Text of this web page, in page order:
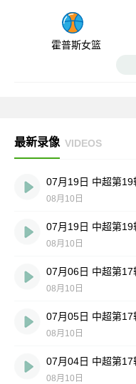
霍普斯女篮
最新录像 VIDEOS
07月19日 中超第
08月10日
07月19日 中超第
08月10日
07月06日 中超第
08月10日
07月05日 中超第
08月10日
07月04日 中超第
08月10日